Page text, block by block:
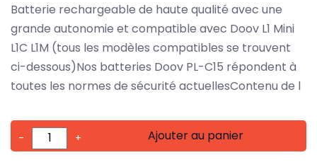
Batterie rechargeable de haute qualité avec une
grande autonomie et compatible avec Doov L1 Mini
L1C L1M (tous les modèles compatibles se trouvent
ci-dessous)Nos batteries Doov PL-C15 répondent à
toutes les normes de sécurité actuellesContenu de l
- + Ajouter au panier